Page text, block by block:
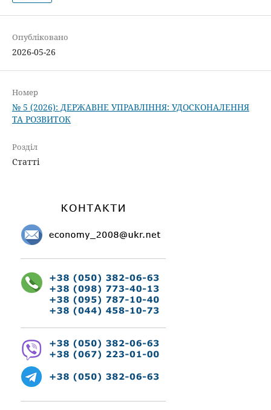
Опубліковано
2026-05-26
Номер
№ 5 (2026): ДЕРЖАВНЕ УПРАВЛІННЯ: УДОСКОНАЛЕННЯ
ТА РОЗВИТОК
Розділ
Статті